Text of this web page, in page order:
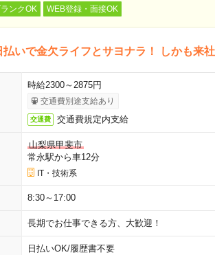
ンクOK WEB登録・面接OK
払いで金欠ライフとサヨナラ！ しかも来
時給2300～2875円
交通費別途支給あり
交通費 交通費規定内支給
山梨県甲斐市
常永駅から車12分
IT・技術系
8:30～17:00
長期でお仕事できる方、大歓迎！
日払いOK/履歴書不要